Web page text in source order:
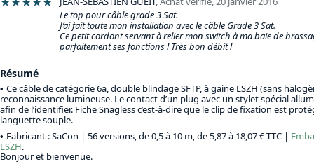
Le top pour câble grade 3 Sat.
J’ai fait toute mon installation avec le câble Grade 3 Sat.
Ce petit cordont servant à relier mon switch à ma baie de
parfaitement ses fonctions ! Très bon débit !
Résumé
Ce câble de catégorie 6a, double blindage SFTP, à gaine LSZH (sans
reconnaissance lumineuse. Le contact d’un plug avec un stylet spécial
afin de l’identifier. Fiche Snagless c’est-à-dire que le clip de fixation est
languette souple.
Fabricant : SaCon | 56 versions, de 0,5 à 10 m, de 5,87 à 18,07 € TTC |
LSZH.
Bonjour et bienvenue.